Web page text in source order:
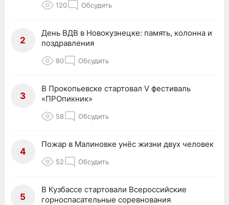
120 Обсудить
2
День ВДВ в Новокузнецке: память, колонна и
поздравления
80 Обсудить
3
В Прокопьевске стартовал V фестиваль
«ПРОпикник»
58 Обсудить
4
Пожар в Малиновке унёс жизни двух человек
52 Обсудить
5
В Кузбассе стартовали Всероссийские
горноспасательные соревнования